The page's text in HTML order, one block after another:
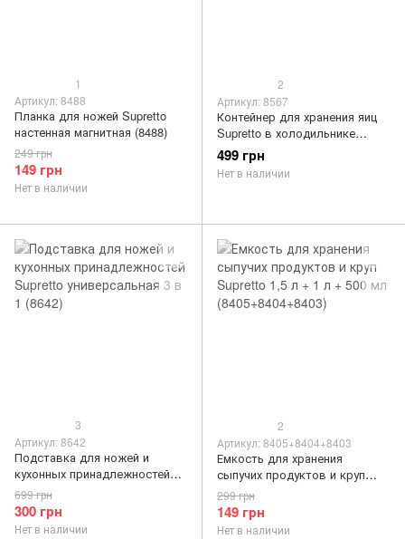
1
Артикул: 8488
Планка для ножей Supretto
настенная магнитная (8488)
149 грн
249 грн
Нет в наличии
2
Артикул: 8567
Контейнер для хранения яиц
Supretto в холодильнике
закрытый на 32 шт. (8567)
499 грн
Нет в наличии
3
Артикул: 8642
Подставка для ножей и
кухонных принадлежностей
Supretto универсальная 3 в 1
(8642)
300 грн
699 грн
Нет в наличии
2
Артикул: 8405+8404+8403
Емкость для хранения
сыпучих продуктов и круп
Supretto 1,5 л + 1 л + 500 мл
(8405+8404+8403)
149 грн
299 грн
Нет в наличии